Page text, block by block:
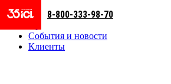
Направления
События и новости
Клиенты
8-800-333-98-70